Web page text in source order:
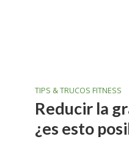
TIPS & TRUCOS FITNESS
Reducir la
¿es esto